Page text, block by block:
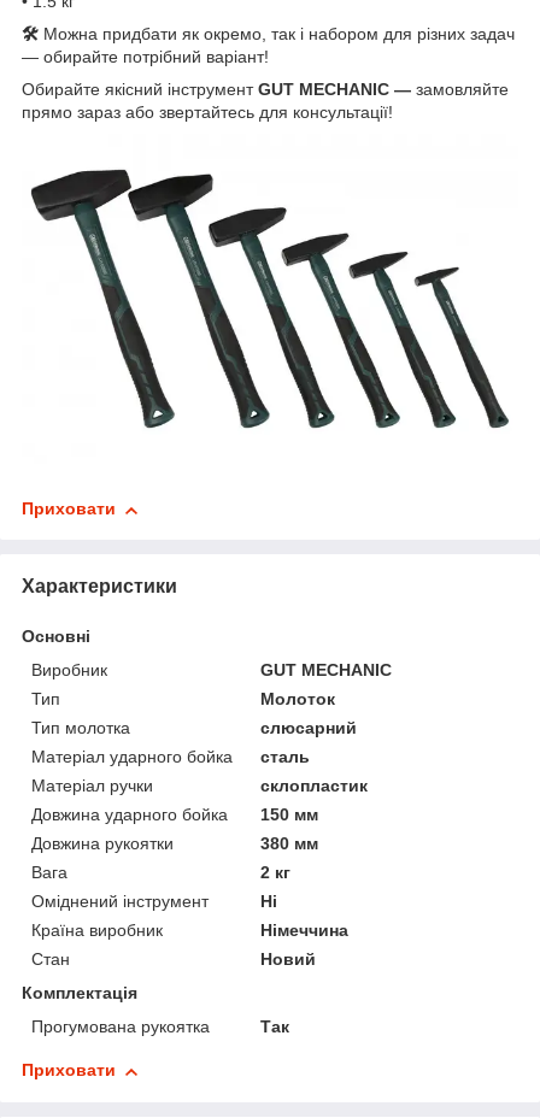
🛠 Можна придбати як окремо, так і набором для різних задач
— обирайте потрібний варіант!
Обирайте якісний інструментGUT MECHANIC — замовляйте
прямо зараз або звертайтесь для консультації!
Приховати
Характеристики
Основні
Виробник
GUT MECHANIC
Тип
Молоток
Тип молотка
слюсарний
Матеріал ударного бойка
сталь
Матеріал ручки
склопластик
Довжина ударного бойка
150 мм
Довжина рукоятки
380 мм
Вага
2 кг
Оміднений інструмент
Ні
Країна виробник
Німеччина
Стан
Новий
Комплектація
Прогумована рукоятка
Так
Приховати